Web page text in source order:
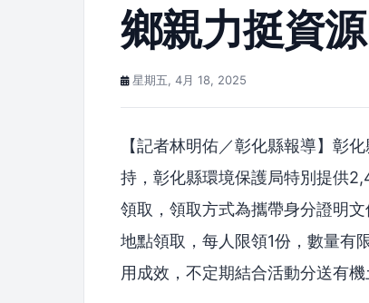
鄉親力挺資
星期五, 4月 18, 2025
【記者林明佑／彰化縣報導】彰
持，彰化縣環境保護局特別提供
領取，領取方式為攜帶身分證明
地點領取，每人限領1份，數量有
用成效，不定期結合活動分送有機